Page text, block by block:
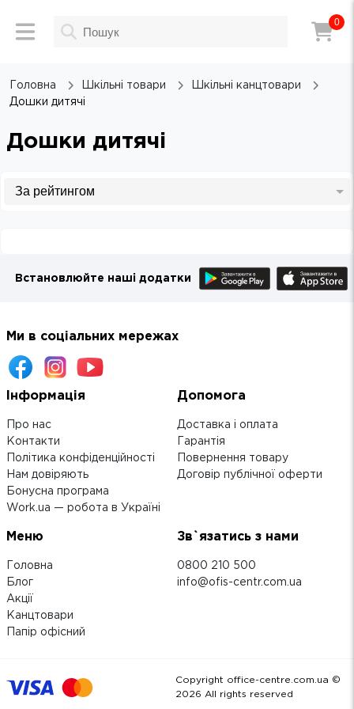
0
Головна Шкільні товари
Шкільні канцтовари
Дошки дитячі
Дошки дитячі
Встановлюйте наші додатки
Ми в соціальних мережах
Інформація
Про нас
Контакти
Політика конфіденційності
Нам довіряють
Бонусна програма
Work.ua — робота в Україні
Допомога
Доставка і оплата
Гарантія
Повернення товару
Договір публічної оферти
Меню
Головна
Блог
Акції
Канцтовари
Папір офісний
Зв`язатись з нами
0800 210 500
info@ofis-centr.com.ua
Copyright office-centre.com.ua ©
2026 All rights reserved